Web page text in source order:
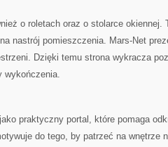
o roletach oraz o stolarce okiennej.
nastrój pomieszczenia. Mars-Net
Dzięki temu strona wykracza
wykończenia.
praktyczny portal, które pomaga
do tego, by patrzeć na wnętrze